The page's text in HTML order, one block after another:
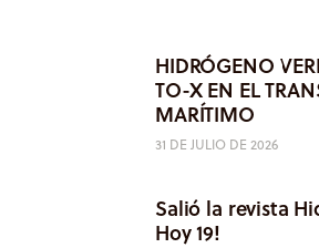
HIDRÓGENO
TO-X EN EL
MARÍTIMO
31 DE JULIO DE 2026
Salió la revista
Hoy 19!